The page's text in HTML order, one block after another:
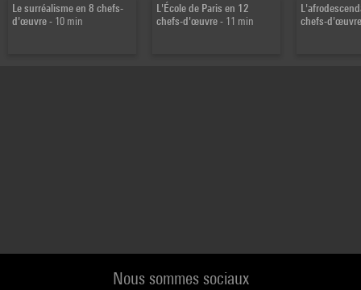
Le surréalisme en 8 chefs-
d'œuvre- 10 min
L'École de Paris en 12
chefs-d'œuvre- 11 min
chefs-
Nous sommes sociaux